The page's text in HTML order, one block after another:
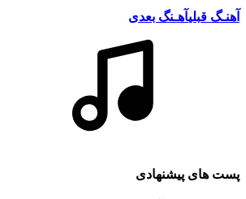
آهنـگ قبلیآهـنگ بعدی
پست های پیشنهادی